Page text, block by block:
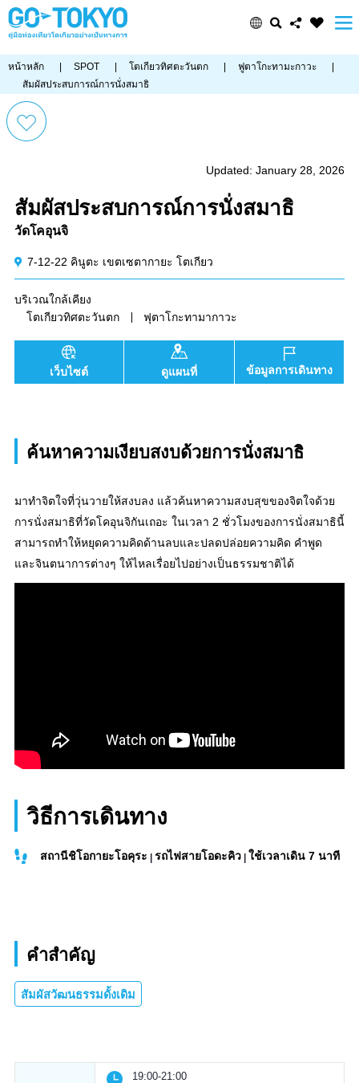
หน้าหลัก SPOT โตเกียวทิศตะวันตก ฟูตาโกะทามะกาวะ
สัมผัสประสบการณ์การนั่งสมาธิ
Updated: January 28, 2026
สัมผัสประสบการณ์การนั่งสมาธิ
วัดโคอุนจิ
7-12-22 คินูตะ เขตเซตากายะ โตเกียว
บริเวณใกล้เคียง
โตเกียวทิศตะวันตก
ฟุตาโกะทามากาวะ
เว็บไซต์ ดูแผนที่ ข้อมูลการเดินทาง
ค้นหาความเงียบสงบด้วยการนั่งสมาธิ
มาทำจิตใจที่วุ่นวายให้สงบลง แล้วค้นหาความสงบสุขของจิตใจด้วย
การนั่งสมาธิที่วัดโคอุนจิกันเถอะ ในเวลา 2 ชั่วโมงของการนั่งสมาธินี้
สามารถทำให้หยุดความคิดด้านลบและปลดปล่อยความคิด คำพูด
และจินตนาการต่างๆ ให้ไหลเรื่อยไปอย่างเป็นธรรมชาติได้
วิธีการเดินทาง
สถานีชิโอกายะโอคุระ รถไฟสายโอดะคิว ใช้เวลาเดิน 7 นาที
คำสำคัญ
สัมผัสวัฒนธรรมดั้งเดิม
19:00-21:00